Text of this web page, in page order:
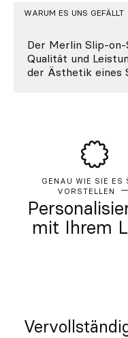
WARUM ES UNS GEFÄLLT
Der Merlin Slip-
Qualität und
der Ästhetik eines
GENAU WIE SIE ES
VORSTELLEN
mit Ihrem